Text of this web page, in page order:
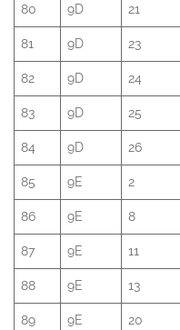
80 9D 21
81 9D 23
82 9D 24
83 9D 25
84 9D 26
85 9E 2
86 9E 8
87 9E 11
88 9E 13
89 9E 20